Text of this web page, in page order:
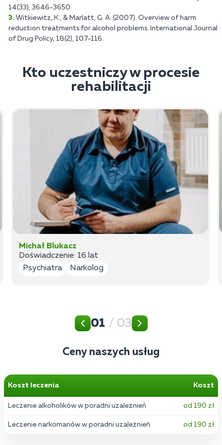
14(33), 3646-3650.
Witkiewitz, K., & Marlatt, G. A. (2007). Overview of harm
reduction treatments for alcohol problems. International Journal
of Drug Policy, 18(2), 107-116.
Kto uczestniczy w procesie
rehabilitacji
Michał Blukacz
Doświadczenie: 16 lat
Psychiatra
Narkolog
01 / 03
Ceny naszych usług
Koszt leczenia Koszt
Leczenie alkoholików w poradni uzależnień od 190 zł
Leczenie narkomanów w poradni uzależnień od 190 zł